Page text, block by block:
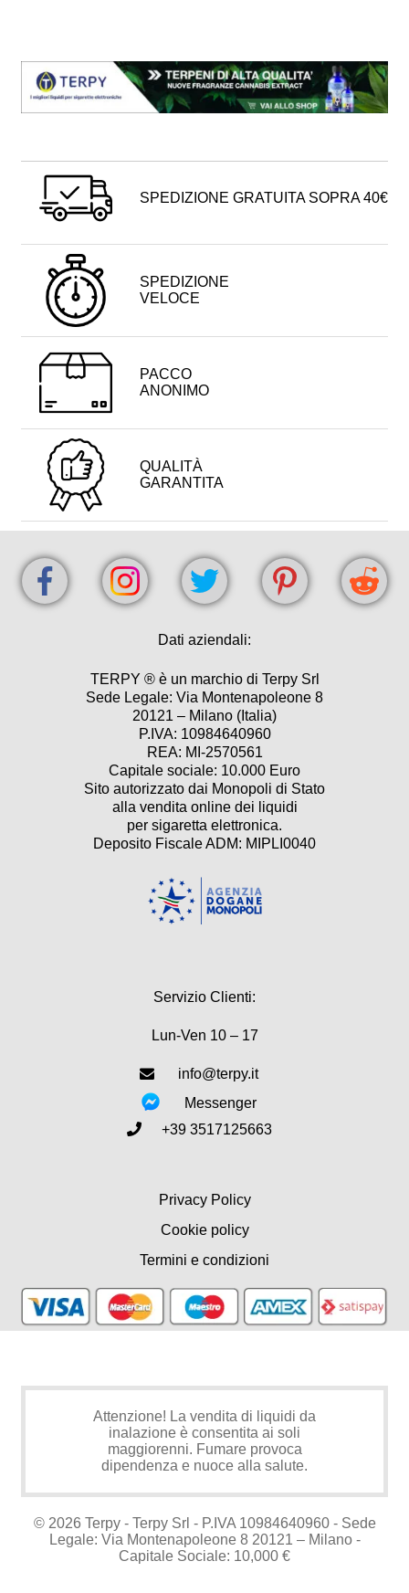
SPEDIZIONE GRATUITA SOPRA 40€
SPEDIZIONE
VELOCE
PACCO
ANONIMO
QUALITÀ
GARANTITA
Dati aziendali:
TERPY ® è un marchio di Terpy Srl
Sede Legale: Via Montenapoleone 8
20121 – Milano (Italia)
P.IVA: 10984640960
REA: MI-2570561
Capitale sociale: 10.000 Euro
Sito autorizzato dai Monopoli di Stato
alla vendita online dei liquidi
per sigaretta elettronica.
Deposito Fiscale ADM: MIPLI0040
Servizio Clienti:
Lun-Ven 10 – 17
info@terpy.it
Messenger
+39 3517125663
Privacy Policy
Cookie policy
Termini e condizioni
Attenzione! La vendita di liquidi da
inalazione è consentita ai soli
maggiorenni. Fumare provoca
dipendenza e nuoce alla salute.
© 2026 Terpy - Terpy Srl - P.IVA 10984640960 - Sede
Legale: Via Montenapoleone 8 20121 – Milano -
Capitale Sociale: 10,000 €